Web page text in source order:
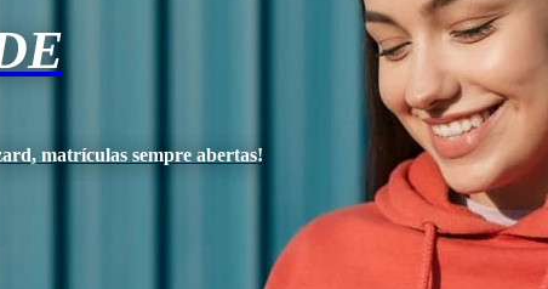
matrículas sempre abertas!